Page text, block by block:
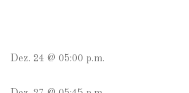
Dez. 24 @ 05:00 p.m.